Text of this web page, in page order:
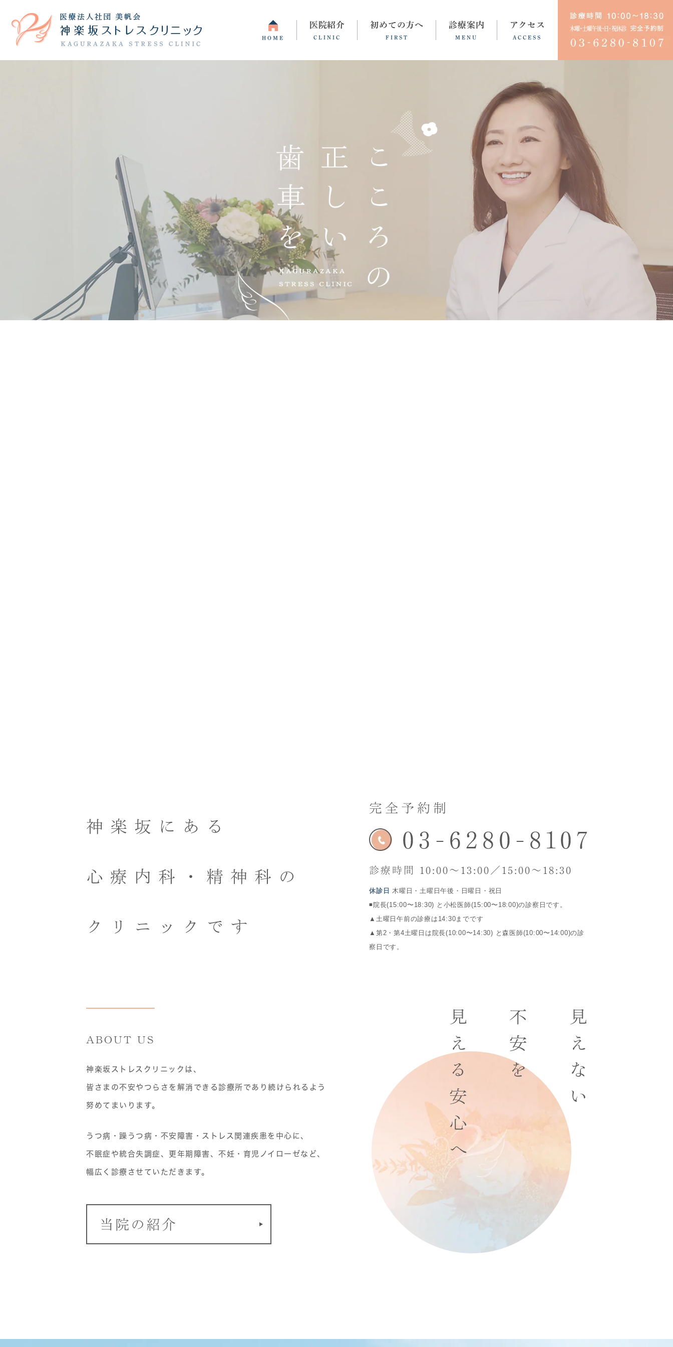
HOME
医院紹介
CLINIC
初めての方へ
FIRST
診療案内
MENU
更年期障害
育児・不妊ノイローゼ
アクセス
ACCESS
神楽坂にある
心療内科・精神科の
クリニックです
完全予約制
診療時間 10:00～13:00／15:00～18:30
休診日 木曜日・土曜日午後・日曜日・祝日
◾️院長(15:00〜18:30) と小松医師(15:00〜18:00)の診察日です。
▲土曜日午前の診療は14:30までです
▲第2・第4土曜日は院長(10:00〜14:30) と森医師(10:00〜14:00)の診
察日です。
ABOUT US
神楽坂ストレスクリニックは、
皆さまの不安やつらさを解消できる診療所であり続けられるよう
努めてまいります。
うつ病・躁うつ病・不安障害・ストレス関連疾患を中心に、
不眠症や統合失調症、更年期障害、不妊・育児ノイローゼなど、
幅広く診療させていただきます。
当院の紹介